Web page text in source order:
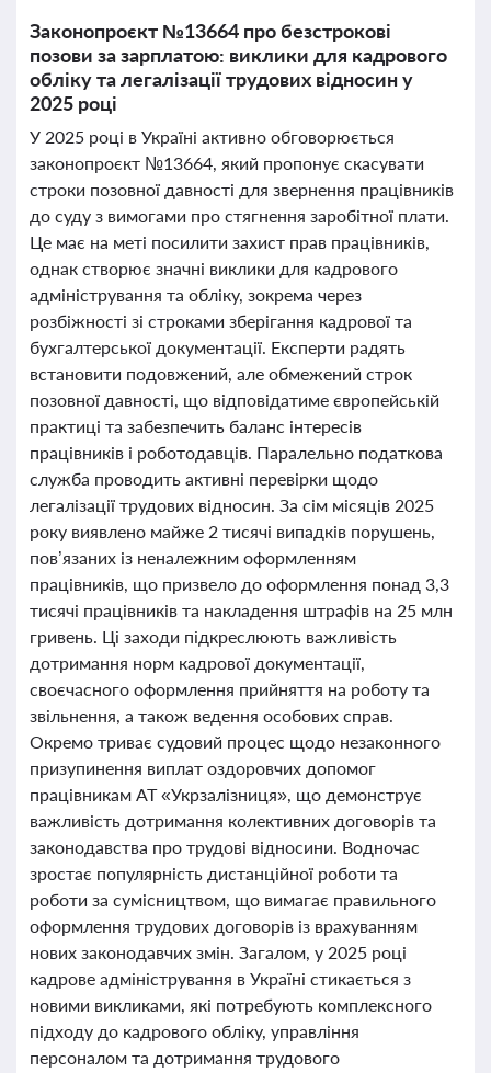
Законопроєкт №13664 про безстрокові
позови за зарплатою: виклики для кадрового
обліку та легалізації трудових відносин у
2025 році
У 2025 році в Україні активно обговорюється
законопроєкт №13664, який пропонує скасувати
строки позовної давності для звернення працівників
до суду з вимогами про стягнення заробітної плати.
Це має на меті посилити захист прав працівників,
однак створює значні виклики для кадрового
адміністрування та обліку, зокрема через
розбіжності зі строками зберігання кадрової та
бухгалтерської документації. Експерти радять
встановити подовжений, але обмежений строк
позовної давності, що відповідатиме європейській
практиці та забезпечить баланс інтересів
працівників і роботодавців. Паралельно податкова
служба проводить активні перевірки щодо
легалізації трудових відносин. За сім місяців 2025
року виявлено майже 2 тисячі випадків порушень,
пов’язаних із неналежним оформленням
працівників, що призвело до оформлення понад 3,3
тисячі працівників та накладення штрафів на 25 млн
гривень. Ці заходи підкреслюють важливість
дотримання норм кадрової документації,
своєчасного оформлення прийняття на роботу та
звільнення, а також ведення особових справ.
Окремо триває судовий процес щодо незаконного
призупинення виплат оздоровчих допомог
працівникам АТ «Укрзалізниця», що демонструє
важливість дотримання колективних договорів та
законодавства про трудові відносини. Водночас
зростає популярність дистанційної роботи та
роботи за сумісництвом, що вимагає правильного
оформлення трудових договорів із врахуванням
нових законодавчих змін. Загалом, у 2025 році
кадрове адміністрування в Україні стикається з
новими викликами, які потребують комплексного
підходу до кадрового обліку, управління
персоналом та дотримання трудового